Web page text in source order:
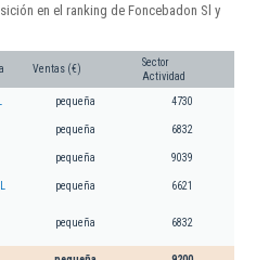
en el ranking de Foncebadon Sl y
Ventas (€)
Sector
Actividad
pequeña 4730
pequeña 6832
pequeña 9039
pequeña 6621
pequeña 6832